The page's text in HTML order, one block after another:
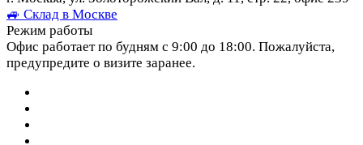
🚙 Склад в Москве
Режим работы
Офис работает по будням с 9:00 до 18:00. Пожалуйста,
предупредите о визите заранее.